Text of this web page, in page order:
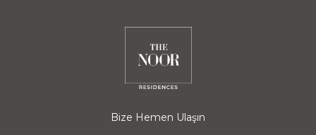
Bize Hemen Ulaşın